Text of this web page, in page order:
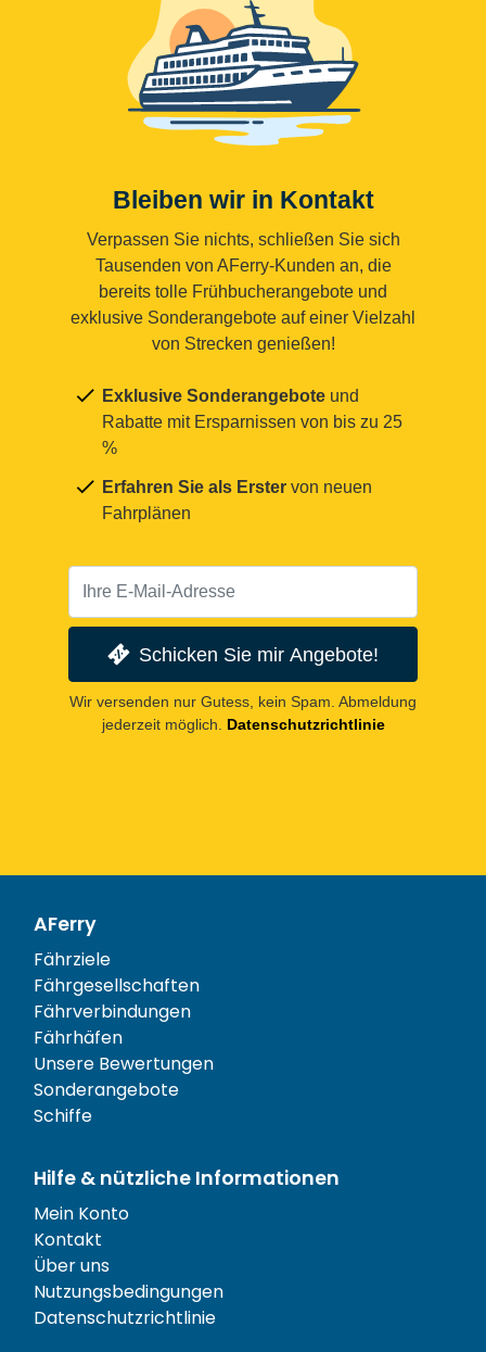
Bleiben wir in Kontakt
Verpassen Sie nichts, schließen Sie sich
Tausenden von AFerry-Kunden an, die
bereits tolle Frühbucherangebote und
exklusive Sonderangebote auf einer Vielzahl
von Strecken genießen!
Exklusive Sonderangebote und
Rabatte mit Ersparnissen von bis zu 25
%
Erfahren Sie als Erster von neuen
Fahrplänen
Schicken Sie mir Angebote!
Wir versenden nur Gutess, kein Spam. Abmeldung
jederzeit möglich. Datenschutzrichtlinie
AFerry
Fährziele
Fährgesellschaften
Fährverbindungen
Fährhäfen
Unsere Bewertungen
Sonderangebote
Schiffe
Hilfe & nützliche Informationen
Mein Konto
Kontakt
Über uns
Nutzungsbedingungen
Datenschutzrichtlinie